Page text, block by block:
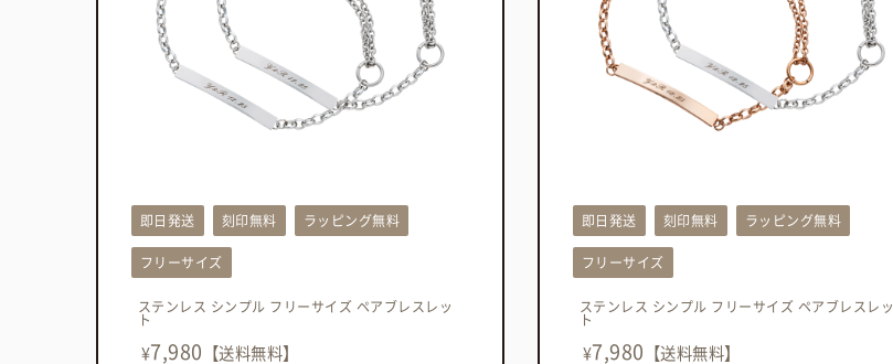
即日発送 刻印無料 ラッピング無料
フリーサイズ
ステンレス シンプル フリーサイズ ペアブレスレッ
ト
7,980
即日発送 刻印無料 ラッピング無料
フリーサイズ
ステンレス シンプル フリーサイズ ペアブレスレッ
ト
7,980